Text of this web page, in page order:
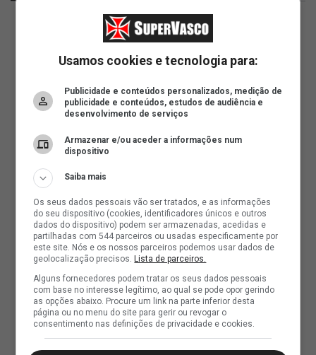
Usamos cookies e tecnologia para:
Publicidade e conteúdos personalizados, medição de
publicidade e conteúdos, estudos de audiência e
desenvolvimento de serviços
Armazenar e/ou aceder a informações num
dispositivo
Saiba mais
Os seus dados pessoais vão ser tratados, e as informações
do seu dispositivo (cookies, identificadores únicos e outros
dados do dispositivo) podem ser armazenadas, acedidas e
partilhadas com 544 parceiros ou usadas especificamente por
este site. Nós e os nossos parceiros podemos usar dados de
geolocalização precisos. Lista de parceiros.
Alguns fornecedores podem tratar os seus dados pessoais
com base no interesse legítimo, ao qual se pode opor gerindo
as opções abaixo. Procure um link na parte inferior desta
página ou no menu do site para gerir ou revogar o
consentimento nas definições de privacidade e cookies.